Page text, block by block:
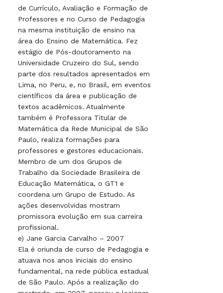
de Currículo, Avaliação e Formação de
Professores e no Curso de Pedagogia
na mesma instituição de ensino na
área do Ensino de Matemática. Fez
estágio de Pós-doutoramento na
Universidade Cruzeiro do Sul, sendo
parte dos resultados apresentados em
Lima, no Peru, e, no Brasil, em eventos
científicos da área e publicação de
textos acadêmicos. Atualmente
também é Professora Titular de
Matemática da Rede Municipal de São
Paulo, realiza formações para
professores e gestores educacionais.
Membro de um dos Grupos de
Trabalho da Sociedade Brasileira de
Educação Matemática, o GT1 e
coordena um Grupo de Estudo. As
ações desenvolvidas mostram
promissora evolução em sua carreira
profissional.
e) Jane Garcia Carvalho – 2007
Ela é oriunda de curso de Pedagogia e
atuava nos anos iniciais do ensino
fundamental, na rede pública estadual
de São Paulo. Após a realização do